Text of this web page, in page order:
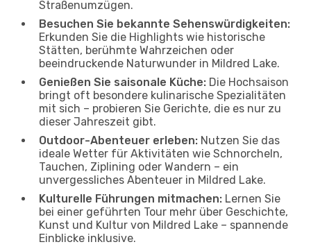
Straßenumzügen.
Besuchen Sie bekannte Sehenswürdigkeiten:
Erkunden Sie die Highlights wie historische
Stätten, berühmte Wahrzeichen oder
beeindruckende Naturwunder in Mildred Lake.
Genießen Sie saisonale Küche: Die Hochsaison
bringt oft besondere kulinarische Spezialitäten
mit sich – probieren Sie Gerichte, die es nur zu
dieser Jahreszeit gibt.
Outdoor-Abenteuer erleben: Nutzen Sie das
ideale Wetter für Aktivitäten wie Schnorcheln,
Tauchen, Ziplining oder Wandern – ein
unvergessliches Abenteuer in Mildred Lake.
Kulturelle Führungen mitmachen: Lernen Sie
bei einer geführten Tour mehr über Geschichte,
Kunst und Kultur von Mildred Lake – spannende
Einblicke inklusive.